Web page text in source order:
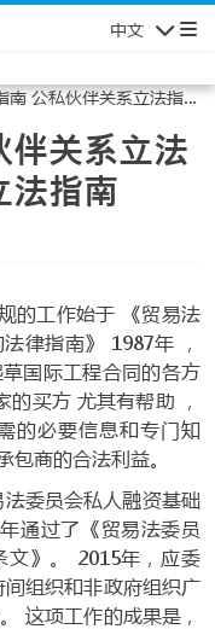
中文
南 公私伙伴关系立法指南
伴关系立法
法指南
的工作始于 《贸易法
律指南》 1987年 ，
国际工程合同的各方
买方 尤其有帮助 ，
的必要信息和专门知
商的合法利益。
委员会私人融资基础
通过了《贸易法委员
文》。 2015年，应委
组织和非政府组织广
这项工作的成果是，